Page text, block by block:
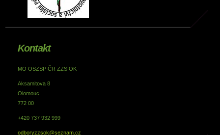
Kontakt
MO OSZSP ČR ZZS OK
Aksamitova 8
Olomouc
772 00
+420 737 932 999
odboryzzsok@seznam.cz